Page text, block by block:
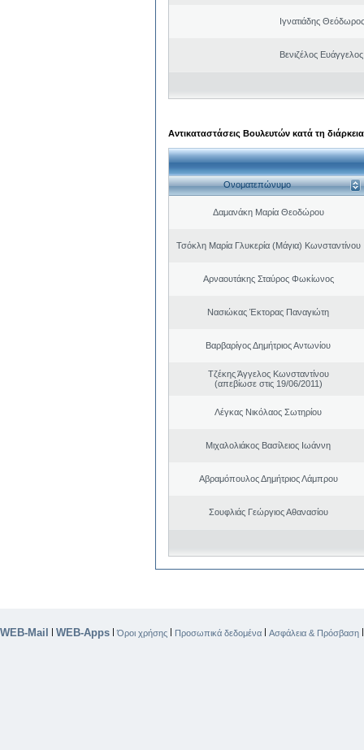
Ιγνατιάδης
Βενιζέλος
Αντικαταστάσεις Βουλευτών κατά τη
Ονοματεπώνυμο
Δαμανάκη Μαρία Θεοδώρου
Τσόκλη Μαρία Γλυκερία (Μάγια) Κωνσταντίνου
Αρναουτάκης Σταύρος Φωκίωνος
Νασιώκας Έκτορας Παναγιώτη
Βαρβαρίγος Δημήτριος Αντωνίου
Τζέκης Άγγελος Κωνσταντίνου
(απεβίωσε στις 19/06/2011)
Λέγκας Νικόλαος Σωτηρίου
Μιχαλολιάκος Βασίλειος Ιωάννη
Αβραμόπουλος Δημήτριος Λάμπρου
Σουφλιάς Γεώργιος Αθανασίου
WEB-Mail | WEB-Apps |Όροι χρήσης | Προσωπικά δεδομένα | Ασφάλεια & Πρόσβαση